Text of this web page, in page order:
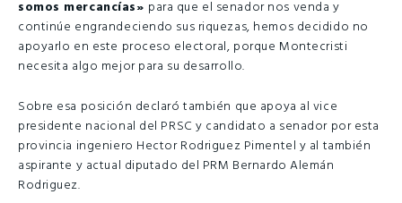
somos mercancías» para que el senador nos venda y
continúe engrandeciendo sus riquezas, hemos decidido no
apoyarlo en este proceso electoral, porque Montecristi
necesita algo mejor para su desarrollo.
Sobre esa posición declaró también que apoya al vice
presidente nacional del PRSC y candidato a senador por esta
provincia ingeniero Hector Rodriguez Pimentel y al también
aspirante y actual diputado del PRM Bernardo Alemán
Rodriguez.